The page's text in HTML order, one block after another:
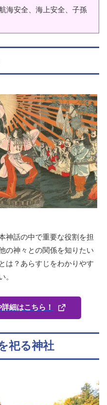
海安全、海上安全、子孫
神話の中で重要な役割を担
の神々との関係を知りたい
は？あらすじをわかりやす
。
細はこちら！
祀る神社